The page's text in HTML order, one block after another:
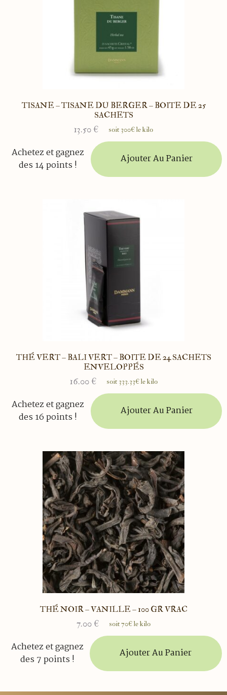
TISANE – TISANE DU BERGER – BOITE DE 25
SACHETS
13.50 € soit 300€ le kilo
Achetez et gagnez
des 14 points !
Ajouter Au Panier
THÉ VERT – BALI VERT – BOITE DE 24 SACHETS
ENVELOPPÉS
16.00 € soit 333.33€ le kilo
Achetez et gagnez
des 16 points !
Ajouter Au Panier
THÉ NOIR – VANILLE – 100 GR VRAC
7.00 € soit 70€ le kilo
Achetez et gagnez
des 7 points !
Ajouter Au Panier